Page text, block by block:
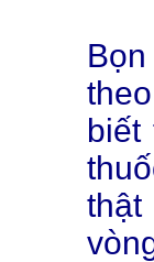
biết
thật